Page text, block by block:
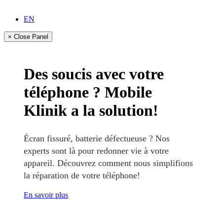
EN
× Close Panel
Des soucis avec votre
téléphone ? Mobile
Klinik a la solution!
Écran fissuré, batterie défectueuse ? Nos
experts sont là pour redonner vie à votre
appareil. Découvrez comment nous simplifions
la réparation de votre téléphone!
En savoir plus